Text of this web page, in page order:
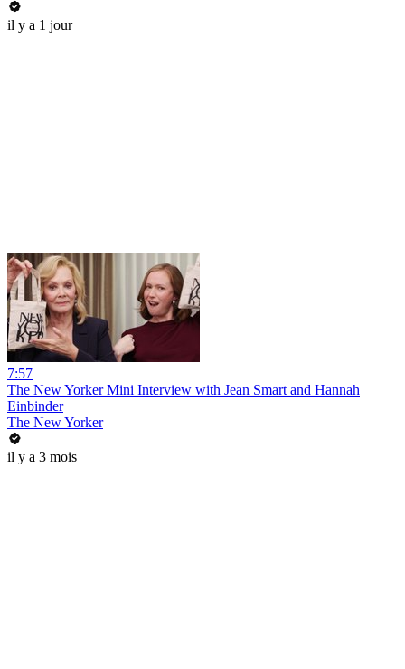
il y a 1 jour
7:57
The New Yorker Mini Interview with Jean Smart and Hannah
Einbinder
The New Yorker
il y a 3 mois